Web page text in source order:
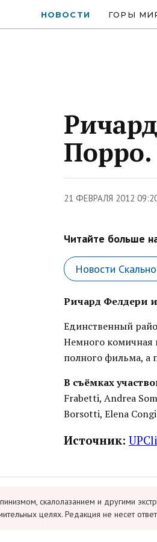
НОВОСТИ ГОРЫ
21 ФЕВРАЛЯ 2012
Читайте больше
Новости
Ричард Фелдери
Единственный
Немного комичная
полного фильма, а
В съёмках
Frabetti, Andrea
Borsotti, Elena
Источник:
скалолазанием и другими
целях. Редакция не несет